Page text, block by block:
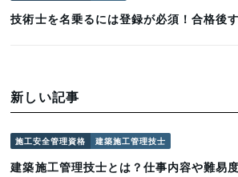
技術士を名乗るには登録が必須！合格後
新しい記事
施工安全管理資格 建築施工管理技士
建築施工管理技士とは？仕事内容や難易